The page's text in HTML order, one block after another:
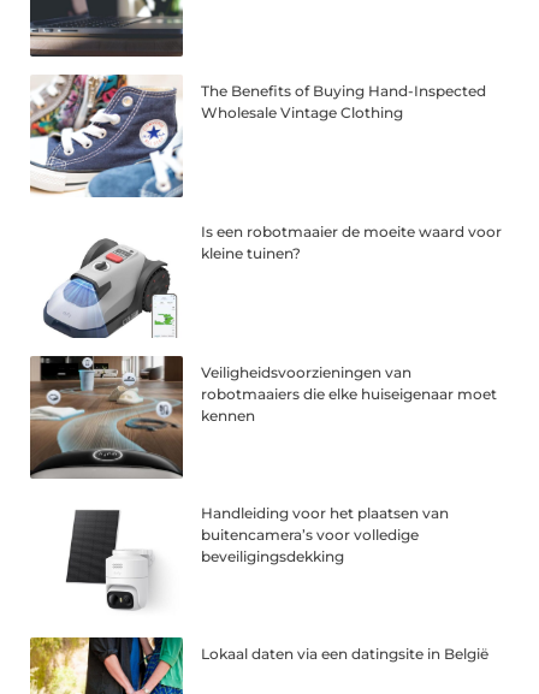
The Benefits of Buying Hand-Inspected
Wholesale Vintage Clothing
Is een robotmaaier de moeite waard voor
kleine tuinen?
Veiligheidsvoorzieningen van
robotmaaiers die elke huiseigenaar moet
kennen
Handleiding voor het plaatsen van
buitencamera’s voor volledige
beveiligingsdekking
Lokaal daten via een datingsite in België